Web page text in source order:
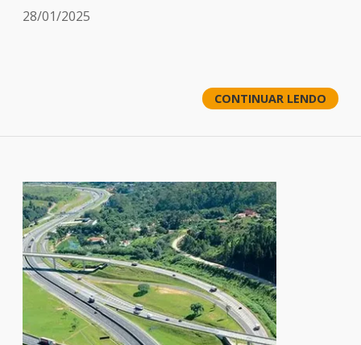
28/01/2025
CONTINUAR LENDO